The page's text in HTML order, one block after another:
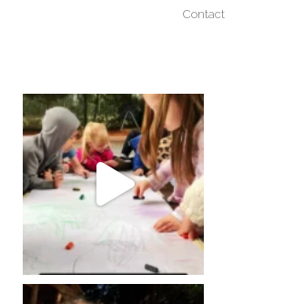
Contact